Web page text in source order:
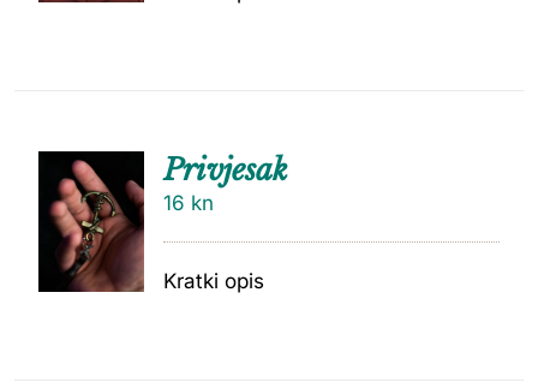
DODAJ
U
KOŠARI
CU
Privjesak
16 kn
Kratki opis